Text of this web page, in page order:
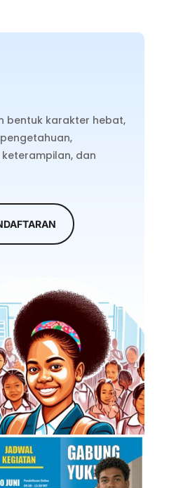
bentuk karakter hebat,
dan